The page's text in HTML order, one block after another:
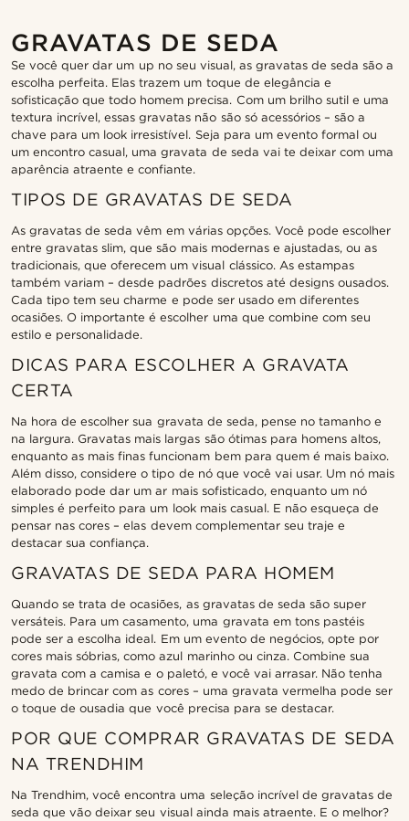
GRAVATAS DE SEDA
Se você quer dar um up no seu visual, as gravatas de seda são a
escolha perfeita. Elas trazem um toque de elegância e
sofisticação que todo homem precisa. Com um brilho sutil e uma
textura incrível, essas gravatas não são só acessórios – são a
chave para um look irresistível. Seja para um evento formal ou
um encontro casual, uma gravata de seda vai te deixar com uma
aparência atraente e confiante.
TIPOS DE GRAVATAS DE SEDA
As gravatas de seda vêm em várias opções. Você pode escolher
entre gravatas slim, que são mais modernas e ajustadas, ou as
tradicionais, que oferecem um visual clássico. As estampas
também variam – desde padrões discretos até designs ousados.
Cada tipo tem seu charme e pode ser usado em diferentes
ocasiões. O importante é escolher uma que combine com seu
estilo e personalidade.
DICAS PARA ESCOLHER A GRAVATA
CERTA
Na hora de escolher sua gravata de seda, pense no tamanho e
na largura. Gravatas mais largas são ótimas para homens altos,
enquanto as mais finas funcionam bem para quem é mais baixo.
Além disso, considere o tipo de nó que você vai usar. Um nó mais
elaborado pode dar um ar mais sofisticado, enquanto um nó
simples é perfeito para um look mais casual. E não esqueça de
pensar nas cores – elas devem complementar seu traje e
destacar sua confiança.
GRAVATAS DE SEDA PARA HOMEM
Quando se trata de ocasiões, as gravatas de seda são super
versáteis. Para um casamento, uma gravata em tons pastéis
pode ser a escolha ideal. Em um evento de negócios, opte por
cores mais sóbrias, como azul marinho ou cinza. Combine sua
gravata com a camisa e o paletó, e você vai arrasar. Não tenha
medo de brincar com as cores – uma gravata vermelha pode ser
o toque de ousadia que você precisa para se destacar.
POR QUE COMPRAR GRAVATAS DE SEDA
NA TRENDHIM
Na Trendhim, você encontra uma seleção incrível de gravatas de
seda que vão deixar seu visual ainda mais atraente. E o melhor?